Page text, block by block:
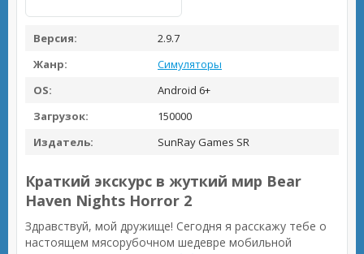
Версия:
2.9.7
Жанр:
Симуляторы
OS:
Android 6+
Загрузок:
150000
Издатель:
SunRay Games SR
Краткий экскурс в жуткий мир Bear
Haven Nights Horror 2
Здравствуй, мой дружище! Сегодня я расскажу тебе о
настоящем мясорубочном шедевре мобильной